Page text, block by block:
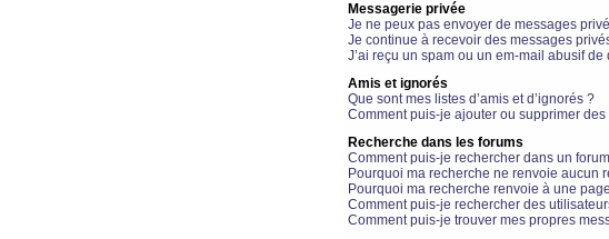
Messagerie privée
Je ne peux pas envoyer de messages
Je continue à recevoir des messages
J’ai reçu un spam ou un em-mail abusif de
Amis et ignorés
Que sont mes listes d’amis et d’ignorés ?
Comment puis-je ajouter ou supprimer
Recherche dans les forums
Comment puis-je rechercher dans un
Pourquoi ma recherche ne renvoie aucun
Pourquoi ma recherche renvoie à une
Comment puis-je rechercher des
Comment puis-je trouver mes propres